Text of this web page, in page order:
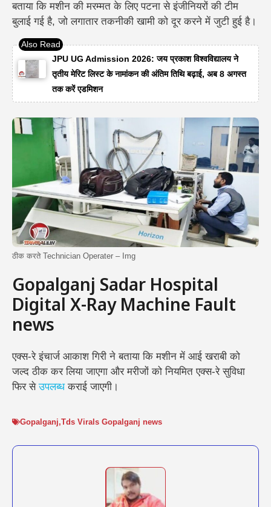
बताया कि मशीन की मरम्मत के लिए पटना से इंजीनियरों की टीम
बुलाई गई है, जो लगातार तकनीकी खामी को दूर करने में जुटी हुई है।
JPU UG Admission 2026: जय प्रकाश विश्वविद्यालय ने
तृतीय मेरिट लिस्ट के नामांकन की अंतिम तिथि बढ़ाई, अब 8 अगस्त
तक करें एडमिशन
ठीक करते Technician Operater – Img
Gopalganj Sadar Hospital
Digital X-Ray Machine Fault
news
एक्स-रे इंचार्ज आकाश गिरी ने बताया कि मशीन में आई खराबी को
जल्द ठीक कर लिया जाएगा और मरीजों को नियमित एक्स-रे सुविधा
फिर सेउपलब्धकराई जाएगी।
Gopalganj,Tds Virals Gopalganj news